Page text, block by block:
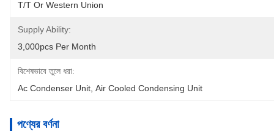
T/T Or Western Union
Supply Ability:
3,000pcs Per Month
বিশেষভাবে তুলে ধরা:
Ac Condenser Unit Air Cooled Condensing Unit
পণ্যের বর্ণনা